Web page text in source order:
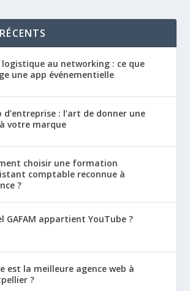
logistique au networking : ce que
une app événementielle
d’entreprise : l’art de donner une
votre marque
choisir une formation
comptable reconnue à
?
GAFAM appartient YouTube ?
est la meilleure agence web à
?